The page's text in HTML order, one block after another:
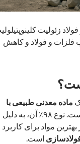
۹۸٪ ذوب فلزات و فولاد زئولیت
فلزات و فولاد و کاهش
ماده معدنی طبیعی با
و قابلیت تبادل یونی بالا است. نوع ۹۸٪ آن، به دلیل
مواد برای کاربرد
است.